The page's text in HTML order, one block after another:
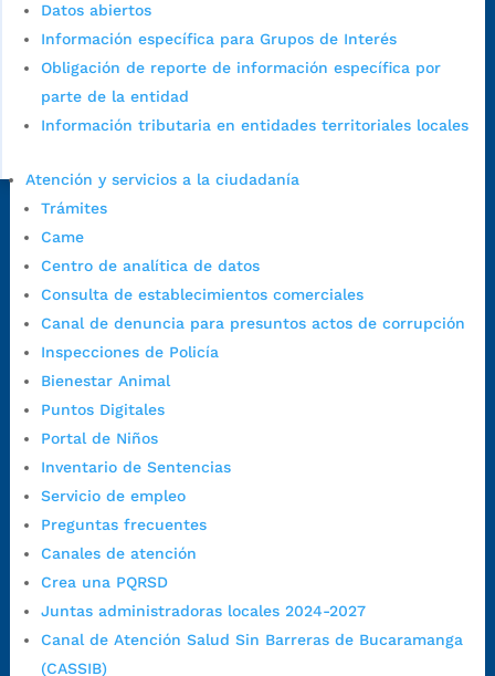
Datos abiertos
Información específica para Grupos de Interés
Obligación de reporte de información específica por
parte de la entidad
Información tributaria en entidades territoriales locales
Atención y servicios a la ciudadanía
Trámites
Came
Centro de analítica de datos
Consulta de establecimientos comerciales
Canal de denuncia para presuntos actos de corrupción
Inspecciones de Policía
Bienestar Animal
Puntos Digitales
Portal de Niños
Inventario de Sentencias
Servicio de empleo
Preguntas frecuentes
Canales de atención
Crea una PQRSD
Juntas administradoras locales 2024-2027
Canal de Atención Salud Sin Barreras de Bucaramanga
(CASSIB)
680006. Código Dane: 68001.
Horario de Atención:
7:00 a.m. a 5:00 p.m., con 30 minutos de descanso al medio día.
Viernes: 7:00 a.m. a 5:00 p.m. en Jornada Continua con
30 minutos de descanso al medio día.
Carrera 12 #16N-84 del barrio Kennedy.